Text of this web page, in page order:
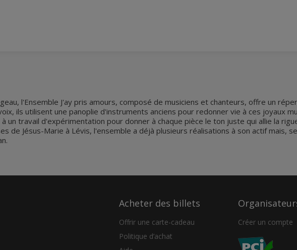
l'Ensemble J'ay pris amours, composé de musiciens et chanteurs, offre un
ils utilisent une panoplie d'instruments anciens pour redonner vie à ces joyaux
un travail d'expérimentation pour donner à chaque pièce le ton juste qui allie la
de Jésus-Marie à Lévis, l'ensemble a déjà plusieurs réalisations à son actif mais,
Acheter des billets
Offrir une carte-cadeau
Politique d’achat
Créer un compte